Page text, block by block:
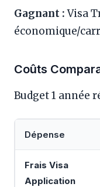
Gagnant :Visa
économique/
Coûts
Budget 1 année
Dépense
Frais Visa
Application